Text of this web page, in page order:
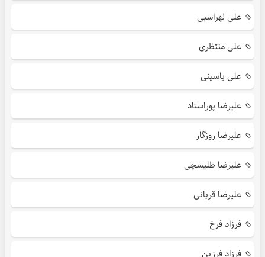
علی لهراسبی
علی منتظری
علی یاسینی
علیرضا پوراستاد
علیرضا روزگار
علیرضا طلیسچی
علیرضا قربانی
فرزاد فرخ
فرزاد فرزین